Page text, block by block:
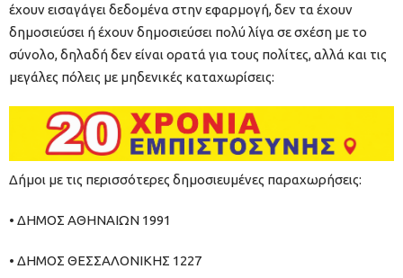
έχουν εισαγάγει δεδομένα στην εφαρμογή, δεν τα έχουν
δημοσιεύσει ή έχουν δημοσιεύσει πολύ λίγα σε σχέση με το
σύνολο, δηλαδή δεν είναι ορατά για τους πολίτες, αλλά και τις
μεγάλες πόλεις με μηδενικές καταχωρίσεις:
Δήμοι με τις περισσότερες δημοσιευμένες παραχωρήσεις:
• ΔΗΜΟΣ ΑΘΗΝΑΙΩΝ 1991
• ΔΗΜΟΣ ΘΕΣΣΑΛΟΝΙΚΗΣ 1227